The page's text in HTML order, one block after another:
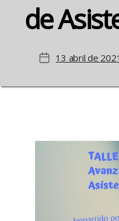
de
Fecha
la
13 abril de 2021